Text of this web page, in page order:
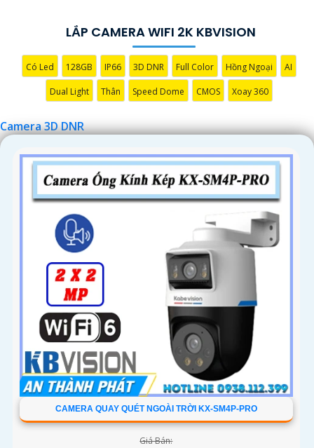
LẮP CAMERA WIFI 2K KBVISION
Có Led 128GB IP66 3D DNR Full Color Hồng Ngoại AI
Dual Light Thân Speed Dome CMOS Xoay 360
Camera 3D DNR
CAMERA QUAY QUÉT NGOÀI TRỜI KX-SM4P-PRO
Giá Bán: